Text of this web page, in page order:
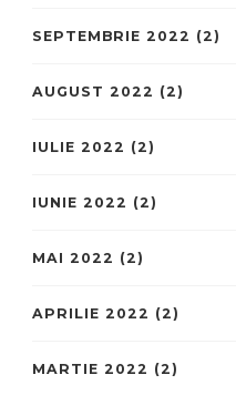
SEPTEMBRIE 2022 (2)
AUGUST 2022 (2)
IULIE 2022 (2)
IUNIE 2022 (2)
MAI 2022 (2)
APRILIE 2022 (2)
MARTIE 2022 (2)